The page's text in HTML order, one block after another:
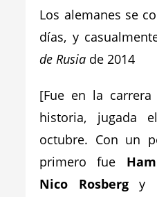
Los alemanes se
días, y
de Rusia de 2014
[Fue en la
historia, jugada
octubre. Con un
primero fue
Nico Rosbergy